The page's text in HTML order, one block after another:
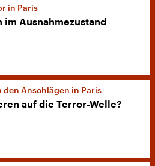
in Paris
im Ausnahmezustand
den Anschlägen in Paris
auf die Terror-Welle?